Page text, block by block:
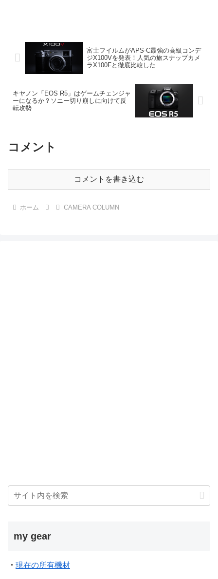
富士フイルムがAPS-C最強の高級コンデ
ジX100Vを発表！人気の旅スナップカメ
ラX100Fと徹底比較した
キヤノン「EOS R5」はゲームチェンジャ
ーになるか？ソニー切り崩しに向けて反
転攻勢
コメント
コメントを書き込む
ホーム CAMERA COLUMN
my gear
・ 現在の所有機材